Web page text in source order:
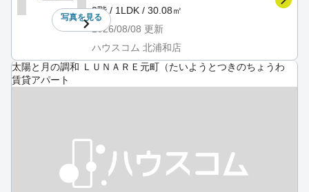
写真を見る
3階 / 1LDK / 30.08㎡
2026/08/08 更新
ハウスコム 北浦和店
太陽と月の調和 ＬＵＮＡＲＥ元町（たいようとつきのちょうわ
賃貸アパート